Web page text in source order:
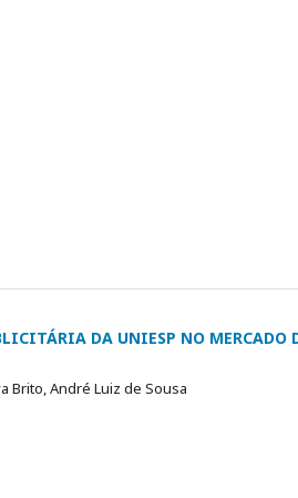
DA UNIESP NO MERCADO
Brito, André Luiz de Sousa